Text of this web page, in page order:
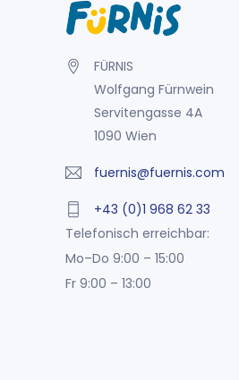
FÜRNIS
Wolfgang Fürnwein
Servitengasse 4A
1090 Wien
fuernis@fuernis.com
+43 (0)1 968 62 33
Telefonisch erreichbar:
Mo–Do 9:00 – 15:00
Fr 9:00 – 13:00